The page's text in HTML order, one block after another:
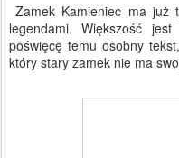
Zamek Kamieniec ma już
legendami. Większość
poświęcę temu osobny
który stary zamek nie ma